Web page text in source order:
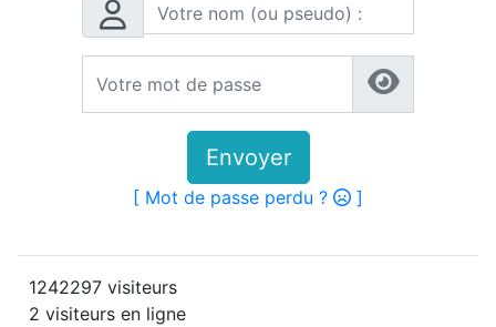
Envoyer
[ Mot de passe perdu ? ]
1242297 visiteurs
2 visiteurs en ligne